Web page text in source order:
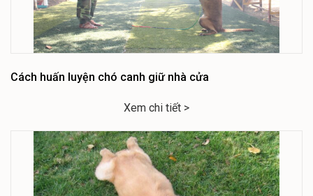
Cách huấn luyện chó canh giữ nhà cửa
Xem chi tiết >